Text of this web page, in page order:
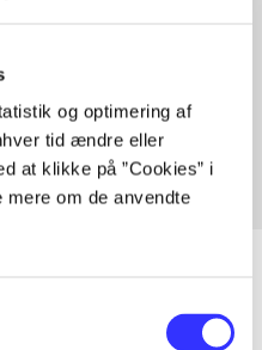
og optimering af
tid ændre eller
at klikke på ”Cookies” i
om de anvendte